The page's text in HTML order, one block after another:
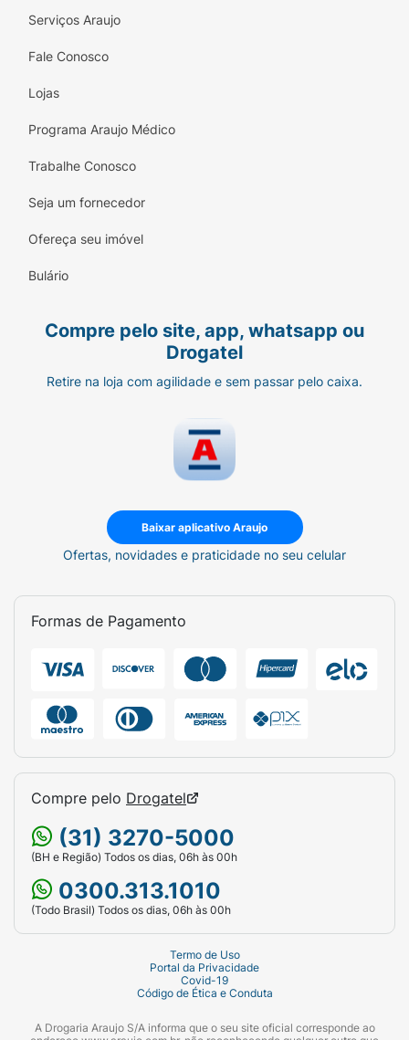
tipos de pele.
Informações Adicionais:
Marca:
OAZ (Eurofarma).
Indicação:
Serviços Araujo
Fale Conosco
Lojas
Programa Araujo Médico
Trabalhe Conosco
Seja um fornecedor
Ofereça seu imóvel
Bulário
Compre pelo site, app, whatsapp ou
Drogatel
Retire na loja com agilidade e sem passar pelo caixa.
Baixar aplicativo Araujo
Ofertas, novidades e praticidade no seu celular
Formas de Pagamento
Compre pelo Drogatel
(31) 3270-5000
(BH e Região) Todos os dias, 06h às 00h
0300.313.1010
(Todo Brasil) Todos os dias, 06h às 00h
Termo de Uso
Portal da Privacidade
Covid-19
Código de Ética e Conduta
A Drogaria Araujo S/A informa que o seu site oficial corresponde ao